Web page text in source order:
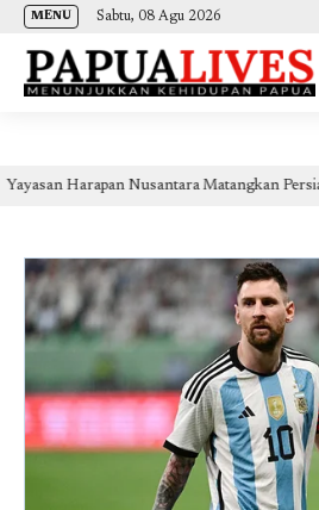
(self.SWG_BASIC = self.SWG_BASIC || []).push(
basicSubscriptions.init({ type: "NewsArticle",
MENU Sabtu, 08 Agu 2026
Nusantara Matangkan Persiapan